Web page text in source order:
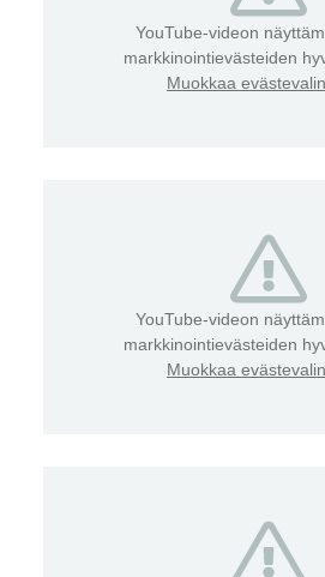
YouTube-videon
markkinointievästeiden
Muokkaa
YouTube-videon
markkinointievästeiden
Muokkaa